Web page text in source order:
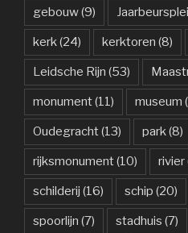
gebouw(9)
kerk(24) kerktoren (8)
Leidsche Rijn (53)
monument(11) museum
Oudegracht(13) park(8)
rijksmonument(10) rivier
schilderij (16) schip (20)
spoorlijn (7) stadhuis (7)